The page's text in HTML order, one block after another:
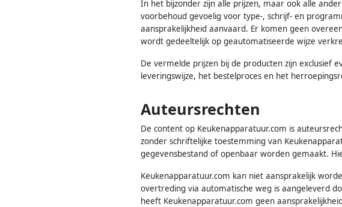
In het bijzonder zijn alle prijzen, maar ook alle
voorbehoud gevoelig voor type-, schrijf- en
aansprakelijkheid aanvaard. Er komen geen
wordt gedeeltelijk op geautomatiseerde wijze
De vermelde prijzen bij de producten zijn exclusief
leveringswijze, het bestelproces en het
Auteursrechten
De content op Keukenapparatuur.com is
zonder schriftelijke toestemming van
gegevensbestand of openbaar worden gemaakt.
Keukenapparatuur.com kan niet aansprakelijk
overtreding via automatische weg is aangeleverd
heeft Keukenapparatuur.com geen